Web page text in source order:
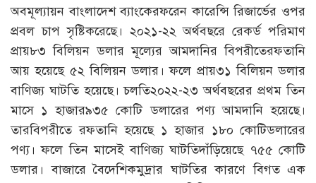
অবমূল্যায়ন বাংলাদেশ ব্যাংকেরফরেন কারেন্সি রিজার্ভের ওপর
প্রবল চাপ সৃষ্টিকরেছে। ২০২১-২২ অর্থবছরে রেকর্ড পরিমাণ
প্রায়৮৩ বিলিয়ন ডলার মূল্যের আমদানির বিপরীতেরফতানি
আয় হয়েছে ৫২ বিলিয়ন ডলার। ফলে প্রায়৩১ বিলিয়ন ডলার
বাণিজ্য ঘাটতি হয়েছে। চলতি২০২২-২৩ অর্থবছরের প্রথম তিন
মাসে ১ হাজার৯৩৫ কোটি ডলারের পণ্য আমদানি হয়েছে।
তারবিপরীতে রফতানি হয়েছে ১ হাজার ১৮০ কোটিডলারের
পণ্য। ফলে তিন মাসেই বাণিজ্য ঘাটতিদাঁড়িয়েছে ৭৫৫ কোটি
ডলার। বাজারে বৈদেশিকমুদ্রার ঘাটতির কারণে বিগত এক